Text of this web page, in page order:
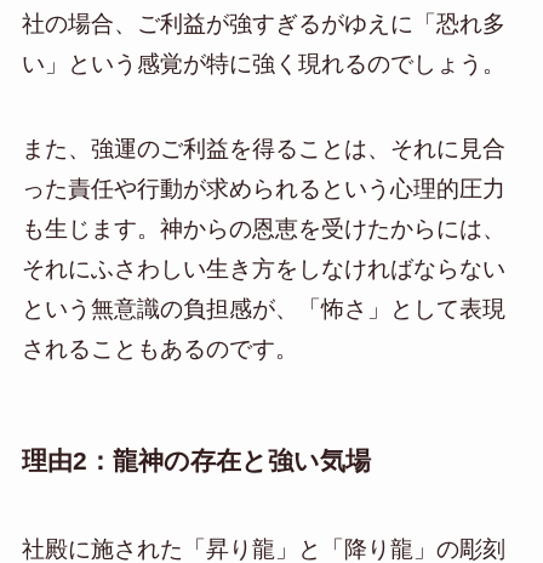
社の場合、ご利益が強すぎるがゆえに「恐れ多
い」という感覚が特に強く現れるのでしょう。
また、強運のご利益を得ることは、それに見合
った責任や行動が求められるという心理的圧力
も生じます。神からの恩恵を受けたからには、
それにふさわしい生き方をしなければならない
という無意識の負担感が、「怖さ」として表現
されることもあるのです。
理由2：龍神の存在と強い気場
社殿に施された「昇り龍」と「降り龍」の彫刻